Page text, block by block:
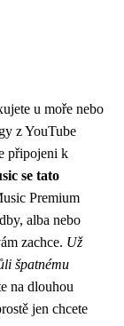
u moře nebo
z YouTube
připojeni k
se tato
Premium
alba nebo
zachce. Už
špatnému
na dlouhou
jen chcete